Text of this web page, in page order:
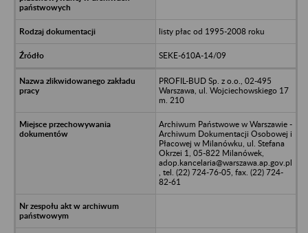
listy płac od 1995-2008 roku
SEKE-610A-14/09
PROFIL-BUD Sp. z o.o., 02-495
Warszawa, ul. Wojciechowskiego 17
m. 210
Archiwum Państwowe w Warszawie -
Archiwum Dokumentacji Osobowej i
Płacowej w Milanówku, ul. Stefana
Okrzei 1, 05-822 Milanówek,
adop.kancelaria@warszawa.ap.gov.pl
, tel. (22) 724-76-05, fax. (22) 724-
82-61